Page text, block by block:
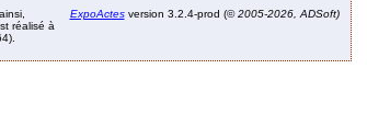
réalisé à
ExpoActesversion 3.2.4-prod (©2005-2026, ADSoft)